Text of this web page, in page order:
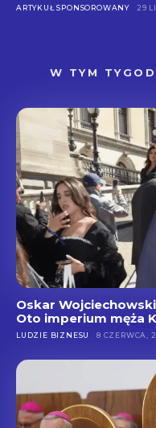
ARTYKUŁ SPONSOROWANY 29
W TYM
Oskar
Oto imperium męża
LUDZIE BIZNESU 8 CZERWCA,